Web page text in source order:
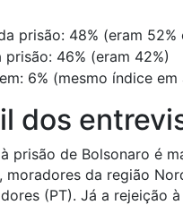
prisão: 48% (eram 52%
prisão: 46% (eram 42%)
6% (mesmo índice em
dos
prisão de Bolsonaro é
moradores da região
(PT). Já a rejeição